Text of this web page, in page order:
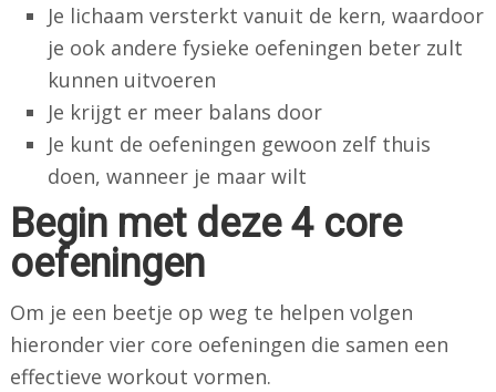
Je lichaam versterkt vanuit de kern, waardoor
je ook andere fysieke oefeningen beter zult
kunnen uitvoeren
Je krijgt er meer balans door
Je kunt de oefeningen gewoon zelf thuis
doen, wanneer je maar wilt
Begin met deze 4 core
oefeningen
Om je een beetje op weg te helpen volgen
hieronder vier core oefeningen die samen een
effectieve workout vormen.